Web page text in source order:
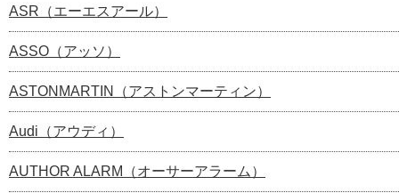
ASR（エーエスアール）
ASSO（アッソ）
ASTONMARTIN（アストンマーティン）
Audi（アウディ）
AUTHOR ALARM（オーサーアラーム）